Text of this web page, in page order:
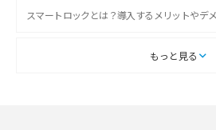
スマートロックとは？導入するメリットやデ
スマートテレビとは？特徴や選び方、使い方
もっと見る